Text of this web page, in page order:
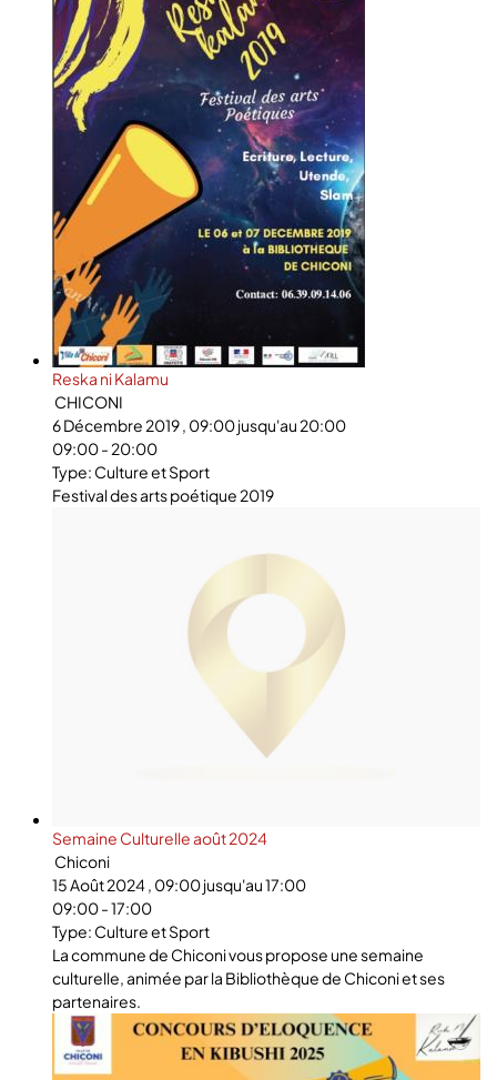
Reska ni Kalamu
CHICONI
6 Décembre 2019 , 09:00 jusqu'au 20:00
09:00 - 20:00
Type: Culture et Sport
Festival des arts poétique 2019
Semaine Culturelle août 2024
Chiconi
15 Août 2024 , 09:00 jusqu'au 17:00
09:00 - 17:00
Type: Culture et Sport
La commune de Chiconi vous propose une semaine
culturelle, animée par la Bibliothèque de Chiconi et ses
partenaires.